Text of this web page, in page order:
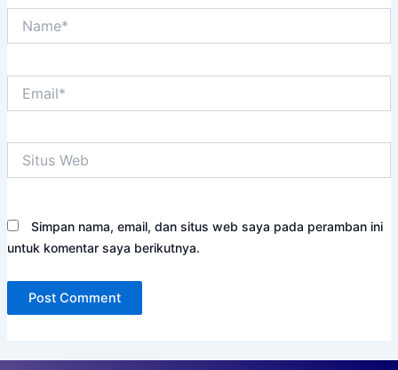
Web
Simpan nama, email, dan situs web saya pada peramban ini
untuk komentar saya berikutnya.